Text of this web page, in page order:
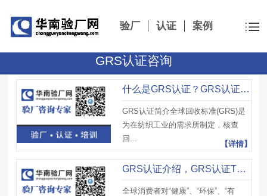
验厂 认证 案例
GRS认证咨询
什么是GRS认证？GRS认证怎么实现回收？有哪些注意事项？
GRS认证简介全球回收标准(GRS)是
为在纺织工业的需求所制定，核查
回...
【详情】
GRS认证介绍，GRS认证TC证书申请及注意事项
全球消费者对“健康”、“环保”、“有